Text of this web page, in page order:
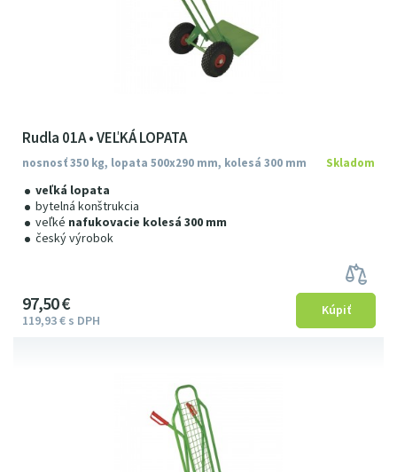
Rudla 01A • VEĽKÁ LOPATA
nosnosť 350 kg, lopata 500x290 mm, kolesá 300 mm
veľká lopata
bytelná konštrukcia
veľké nafukovacie kolesá 300 mm
český výrobok
Skladom
97 50€
119 93€ s DPH